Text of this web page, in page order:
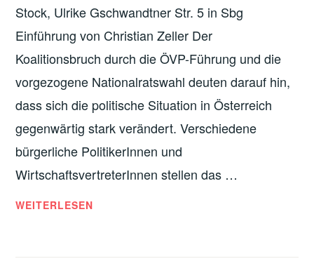
VERANSTALTUNGEN
Stock, Ulrike Gschwandtner Str. 5 in Sbg
Einführung von Christian Zeller Der
Koalitionsbruch durch die ÖVP-Führung und die
vorgezogene Nationalratswahl deuten darauf hin,
dass sich die politische Situation in Österreich
gegenwärtig stark verändert. Verschiedene
bürgerliche PolitikerInnen und
WirtschaftsvertreterInnen stellen das …
WARUM
WEITERLESEN